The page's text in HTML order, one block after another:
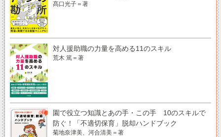
髙口光子＝著
対人援助職の力量を高める11のスキル
荒木 篤＝著
園で役立つ知識とあの手・この手 10のスキルで
防ぐ！「不適切保育」脱却ハンドブック
菊地奈津美、河合清美＝著